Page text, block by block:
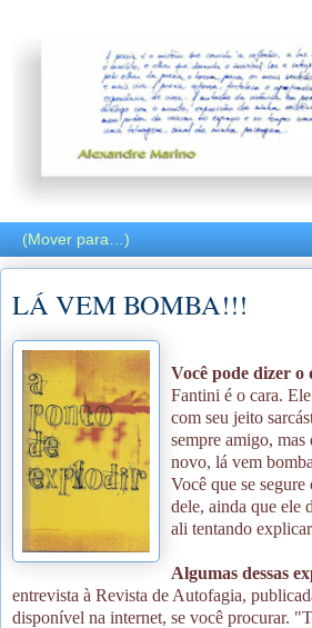
LÁ VEM BOMBA!!!
Você pode dizer o
Fantini é o cara.
com seu jeito
sempre amigo,
novo, lá vem
Você que se segure
dele, ainda que ele
ali tentando
Algumas dessas
entrevista à Revista de Autofagia,
disponível na internet, se você procurar.